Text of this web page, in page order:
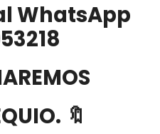
WhatsApp
🔖